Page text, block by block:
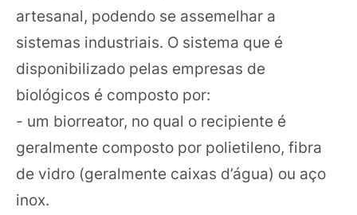
artesanal, podendo se assemelhar a
sistemas industriais. O sistema que é
disponibilizado pelas empresas de
biológicos é composto por:
- um biorreator, no qual o recipiente é
geralmente composto por polietileno, fibra
de vidro (geralmente caixas d’água) ou aço
inox.